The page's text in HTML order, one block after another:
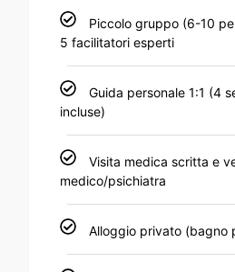
Piccolo gruppo (6-10
5 facilitatori esperti
Guida personale 1:1 (4
incluse)
Visita medica scritta e
medico/psichiatra
Alloggio privato (bagno